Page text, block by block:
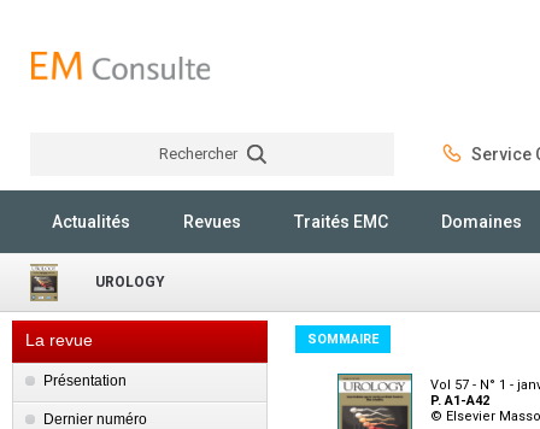
Rechercher Service
Actualités Revues Traités EMC Domaines
UROLOGY
La revue
Présentation
Dernier numéro
SOMMAIRE
Vol 57 - N° 1 -
P. A1-A42
© Elsevier